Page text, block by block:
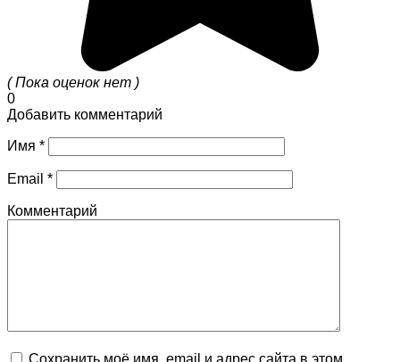
( Пока оценок нет )
0
Добавить комментарий
Имя *
Email *
Комментарий
Сохранить моё имя, email и адрес сайта в этом